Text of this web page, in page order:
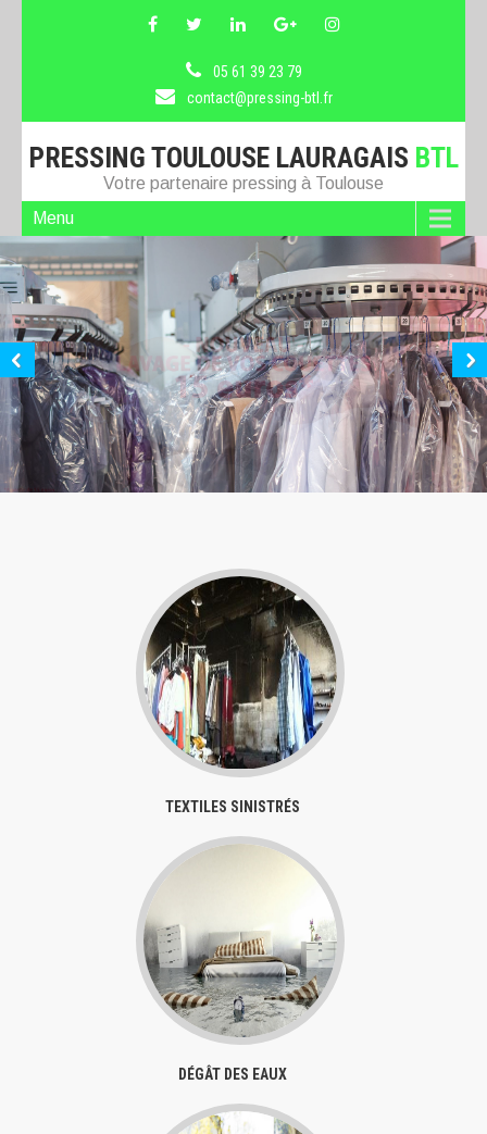
05 61 39 23 79
contact@pressing-btl.fr
PRESSING TOULOUSE LAURAGAIS BTL
Votre partenaire pressing à Toulouse
Menu
TEXTILES SINISTRÉS
DÉGÂT DES EAUX